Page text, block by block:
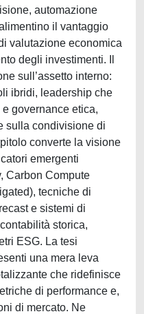
automazione
il vantaggio
valutazione economica
degli investimenti. Il
sull’assetto interno:
ibridi, leadership che
governance etica,
sulla condivisione di
converte la visione
emergenti
Carbon Compute
tecniche di
e sistemi di
storica,
ESG. La tesi
una mera leva
che ridefinisce
di performance e,
di mercato. Ne